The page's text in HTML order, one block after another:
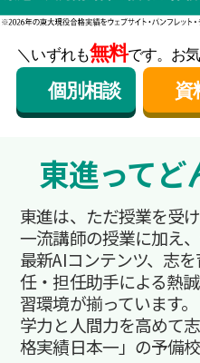
＼いずれも無料です。お
個別相談 資
東進ってど
東進は、ただ授業を受
一流講師の授業に加え
最新AIコンテンツ、志
任・担任助手による熱
習環境が揃っています。
学力と人間力を高めて
格実績日本一」の予備校